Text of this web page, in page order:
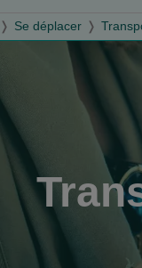
Se déplacer